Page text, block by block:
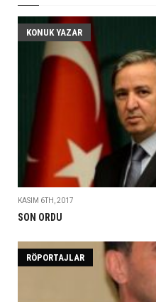
KONUK YAZAR
KASIM 6TH, 2017
SON ORDU
RÖPORTAJLAR